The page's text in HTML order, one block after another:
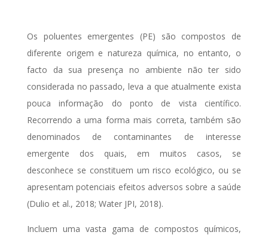
Os poluentes emergentes (PE) são compostos de
diferente origem e natureza química, no entanto, o
facto da sua presença no ambiente não ter sido
considerada no passado, leva a que atualmente exista
pouca informação do ponto de vista científico.
Recorrendo a uma forma mais correta, também são
denominados de contaminantes de interesse
emergente dos quais, em muitos casos, se
desconhece se constituem um risco ecológico, ou se
apresentam potenciais efeitos adversos sobre a saúde
(Dulio et al., 2018; Water JPI, 2018).
Incluem uma vasta gama de compostos químicos,